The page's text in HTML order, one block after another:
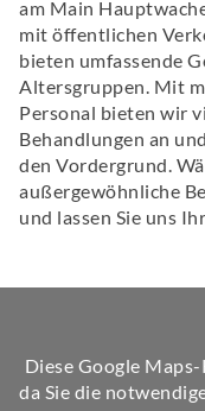
am Main
mit öffentlichen
bieten umfassende
Altersgruppen. Mit
Personal bieten wir
Behandlungen an
den Vordergrund.
außergewöhnliche
und lassen Sie uns
Diese Google
da Sie die